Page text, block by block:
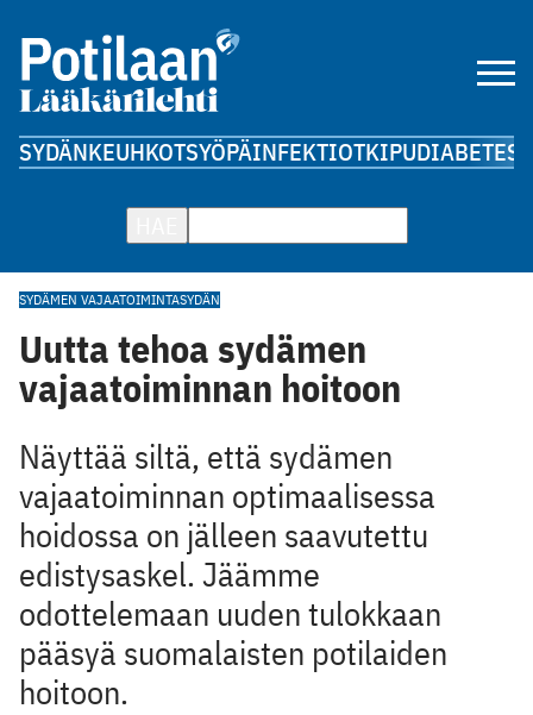
SYDÄNKEUHKOTSYÖPÄINFEKTIOTKIPUDIABETES
SYDÄMEN VAJAATOIMINTASYDÄN
Uutta tehoa sydämen
vajaatoiminnan hoitoon
Näyttää siltä, että sydämen
vajaatoiminnan optimaalisessa
hoidossa on jälleen saavutettu
edistysaskel. Jäämme
odottelemaan uuden tulokkaan
pääsyä suomalaisten potilaiden
hoitoon.